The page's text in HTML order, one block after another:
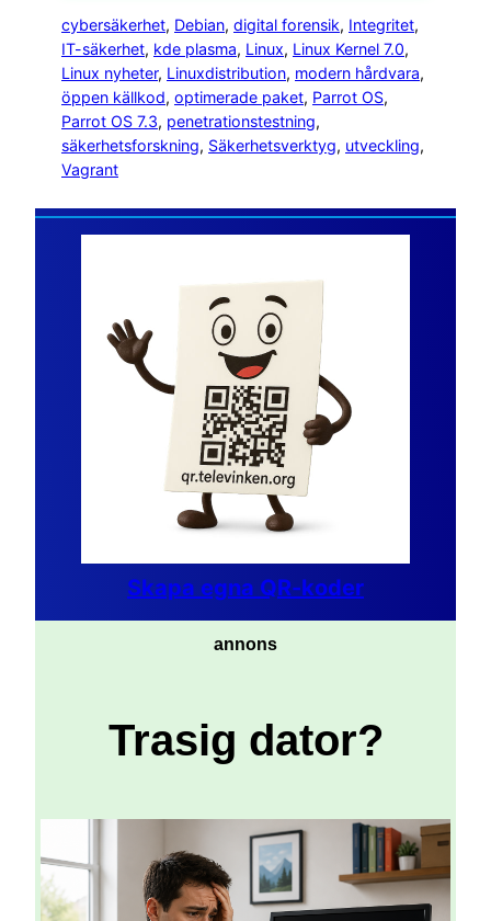
cybersäkerhet, Debian, digital forensik, Integritet
IT-säkerhet, kde plasma, Linux, Linux Kernel 7.0
Linux nyheter, Linuxdistribution, modern hårdvara
öppen källkod, optimerade paket, Parrot OS
Parrot OS 7.3, penetrationstestning
säkerhetsforskning, Säkerhetsverktyg, utveckling
Vagrant
Skapa egna QR-koder
annons
Trasig dator?